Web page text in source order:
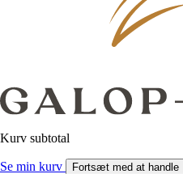
Kurv subtotal
Se min kurv Fortsæt med at handle